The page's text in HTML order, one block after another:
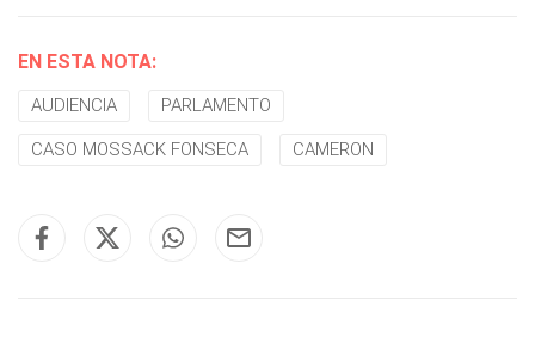
EN ESTA NOTA:
AUDIENCIA PARLAMENTO
CASO MOSSACK FONSECA CAMERON